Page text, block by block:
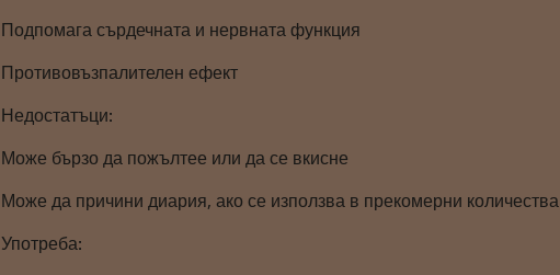
Подпомага сърдечната и нервната функция
Противовъзпалителен ефект
Недостатъци:
Може бързо да пожълтее или да се вкисне
Може да причини диария, ако се използва в прекомерни количества
Употреба: